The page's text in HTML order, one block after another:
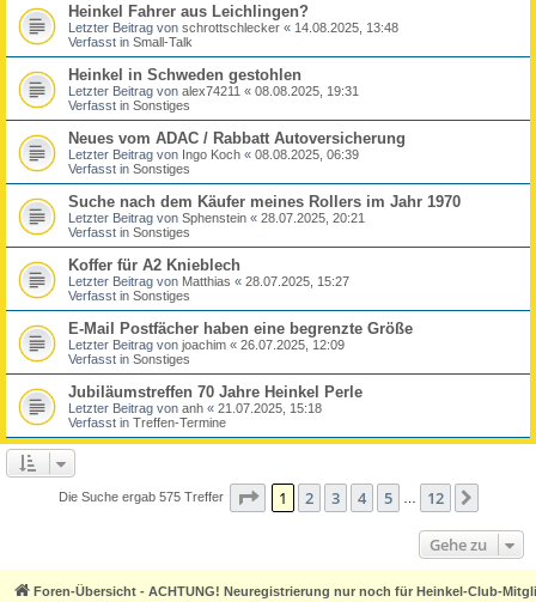
Heinkel Fahrer aus Leichlingen?
Letzter Beitrag von schrottschlecker « 14.08.2025, 13:48
Verfasst in Small-Talk
Heinkel in Schweden gestohlen
Letzter Beitrag von alex74211 « 08.08.2025, 19:31
Verfasst in Sonstiges
Neues vom ADAC / Rabbatt Autoversicherung
Letzter Beitrag von Ingo Koch « 08.08.2025, 06:39
Verfasst in Sonstiges
Suche nach dem Käufer meines Rollers im Jahr 1970
Letzter Beitrag von Sphenstein « 28.07.2025, 20:21
Verfasst in Sonstiges
Koffer für A2 Knieblech
Letzter Beitrag von Matthias « 28.07.2025, 15:27
Verfasst in Sonstiges
E-Mail Postfächer haben eine begrenzte Größe
Letzter Beitrag von joachim « 26.07.2025, 12:09
Verfasst in Sonstiges
Jubiläumstreffen 70 Jahre Heinkel Perle
Letzter Beitrag von anh « 21.07.2025, 15:18
Verfasst in Treffen-Termine
Die Suche ergab 575 Treffer Seite 1von 12
1 2 3 4 5 12
Gehe zu
Foren-Übersicht - ACHTUNG! Neuregistrierung nur noch für Heinkel-Club-